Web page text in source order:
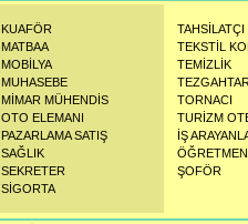
KUAFÖR
MATBAA
MOBİLYA
MUHASEBE
MİMAR MÜHENDİS
OTO ELEMANI
PAZARLAMA SATIŞ
SAĞLIK
SEKRETER
SİGORTA
TAHSİLATÇI
TEKSTİL
TEMİZLİK
TORNACI
TURİZM
İŞ
ÖĞRETMEN
ŞOFÖR